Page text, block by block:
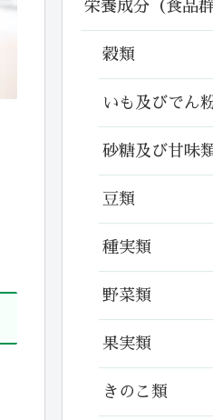
栄養成分（食品群
穀類
いも及びでん
砂糖及び甘味
豆類
種実類
野菜類
果実類
きのこ類